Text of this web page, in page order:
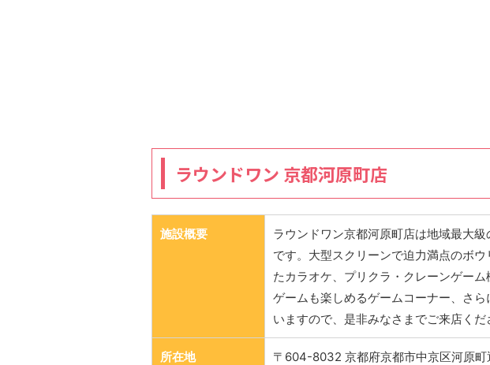
ラウンドワン 京都河原町店
施設概要
ラウンドワン京都河原町店は地域最大
です。大型スクリーンで迫力満点のボ
たカラオケ、プリクラ・クレーンゲー
ゲームも楽しめるゲームコーナー、さ
いますので、是非みなさまでご来店くだ
所在地 〒604-8032 京都府京都市中京区河原